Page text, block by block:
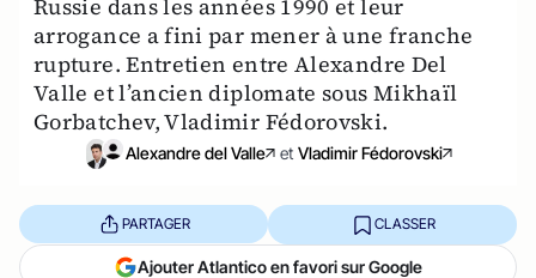
Russie dans les années 1990 et leur
arrogance a fini par mener à une franche
rupture. Entretien entre Alexandre Del
Valle et l’ancien diplomate sous Mikhaïl
Gorbatchev, Vladimir Fédorovski.
Alexandre del Valle et Vladimir Fédorovski
PARTAGER CLASSER
Ajouter Atlantico en favori sur Google